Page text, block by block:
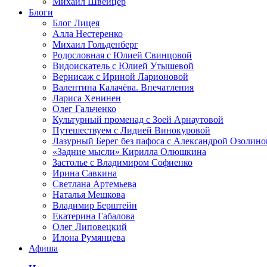
Блоги
Блог Лицея
Алла Нестеренко
Михаил Гольденберг
Родословная с Юлией Свинцовой
Видоискатель с Юлией Утышевой
Вернисаж с Ириной Ларионовой
Валентина Калачёва. Впечатления
Лариса Хенинен
Олег Гальченко
Культурный променад с Зоей Арнаутовой
Путешествуем с Лидией Винокуровой
Лазурный Берег без пафоса с Александрой
«Задние мысли» Кирилла Олюшкина
Застолье с Владимиром Софиенко
Ирина Савкина
Светлана Артемьева
Наталья Мешкова
Владимир Берштейн
Екатерина Габалова
Олег Липовецкий
Илона Румянцева
Афиша